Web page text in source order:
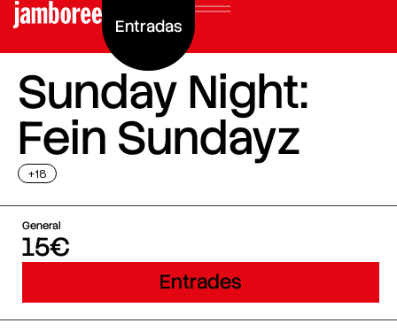
Entradas
Sunday Night:
Fein Sundayz
+18
General
15€
Entrades